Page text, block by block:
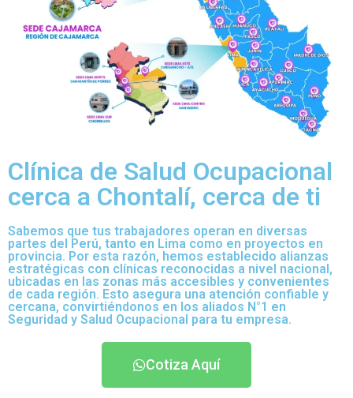
Clínica de Salud Ocupacional
cerca a Chontalí, cerca de ti
Sabemos que tus trabajadores operan en diversas
partes del Perú, tanto en Lima como en proyectos en
provincia. Por esta razón, hemos establecido alianzas
estratégicas con clínicas reconocidas a nivel nacional,
ubicadas en las zonas más accesibles y convenientes
de cada región. Esto asegura una atención confiable y
cercana, convirtiéndonos en los aliados N°1 en
Seguridad y Salud Ocupacional para tu empresa.
Cotiza Aquí